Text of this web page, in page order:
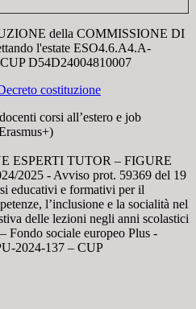
della COMMISSIONE DI
l'estate ESO4.6.A4.A-
D54D24004810007
costituzione
corsi all’estero e job
ESPERTI TUTOR – FIGURE
2025 - Avviso prot. 59369 del 19
educativi e formativi per il
l’inclusione e la socialità nel
delle lezioni negli anni scolastici
Fondo sociale europeo Plus -
2024-137 – CUP